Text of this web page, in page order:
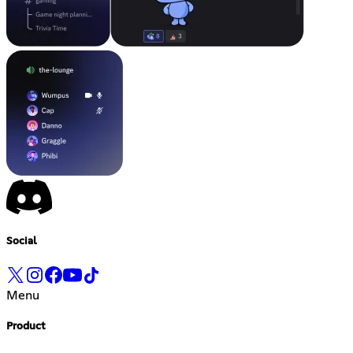
Social
Menu
Product